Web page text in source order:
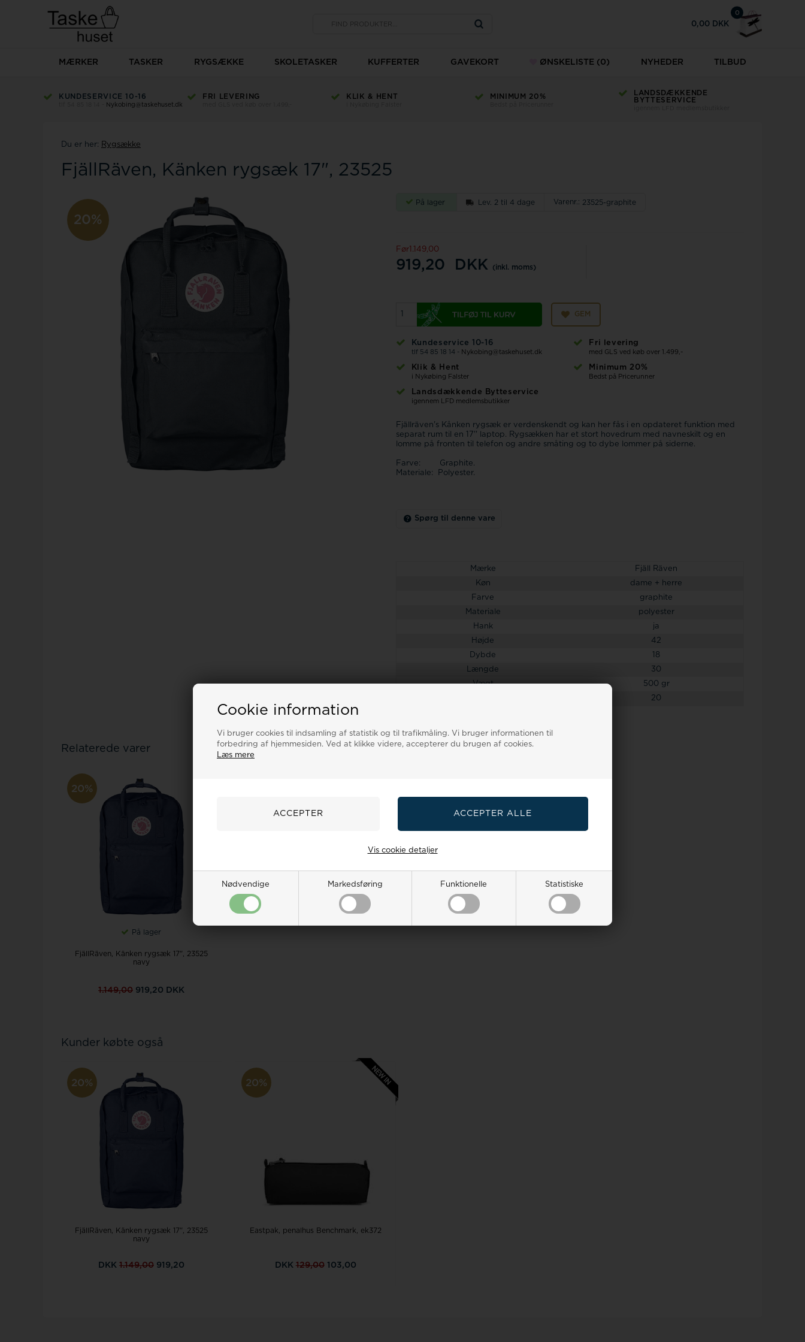
Cookie information
Vi bruger cookies til indsamling af statistik og til trafikmåling. Vi bruger informationen til
forbedring af hjemmesiden. Ved at klikke videre, accepterer du brugen af cookies.
Læs mere
Nødvendige Markedsføring Funktionelle Statistiske
Vis cookie detaljer
0
0,00 DKK
MÆRKER
Beckmann
TASKER RYGSÆKKE SKOLETASKER KUFFERTER GAVEKORT ØNSKELISTE (0) NYHEDER TILBUD
KUNDESERVICE 10-16
Nykobing@taskehuset.dk
FRI LEVERING KLIK & HENT MINIMUM 20%
LANDSDÆKKENDE
BYTTESERVICE
Du er her: Rygsække
FjällRäven, Känken rygsæk 17", 23525
20%
På lager Lev. 2 til 4 dage Varenr.: 23525-graphite
Før1.149,00
919,20 DKK (inkl. moms)
GEM
Kundeservice 10-16
tlf 54 85 18 14 - Nykobing@taskehuset.dk
Fri levering
med GLS ved køb over 1.499,-
Klik & Hent
i Nykøbing Falster
Minimum 20%
Bedst på Pricerunner
Landsdækkende Bytteservice
igennem LFD medlemsbutikker
Fjällräven's Kånken rygsæk er verdenskendt og kan her fås i en opdateret funktion med
separat rum til en 17'' laptop. Rygsækken har et stort hovedrum med navneskilt og en
lomme på fronten til telefon og andre småting og to dybe lommer på siderne.
Farve: Graphite.
Materiale: Polyester.
Spørg til denne vare
Mærke
Fjäll Räven
Køn
dame + herre
Farve
graphite
Materiale
polyester
Hank
ja
Højde
42
Dybde
18
Længde
30
Vægt
500 gr
20
Relaterede varer
20%
På lager
FjällRäven, Känken rygsæk 17", 23525
navy
1.149,00 919,20 DKK
Kunder købte også
20%
FjällRäven, Känken rygsæk 17", 23525
navy
DKK 1.149,00 919,20
20%
Eastpak, penalhus Benchmark, ek372
DKK 129,00 103,00